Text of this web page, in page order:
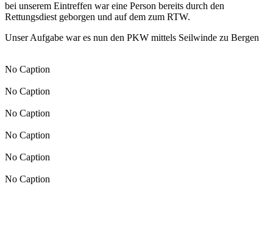
bei unserem Eintreffen war eine Person bereits durch den
Rettungsdiest geborgen und auf dem zum RTW.
Unser Aufgabe war es nun den PKW mittels Seilwinde zu Bergen
No Caption
No Caption
No Caption
No Caption
No Caption
No Caption